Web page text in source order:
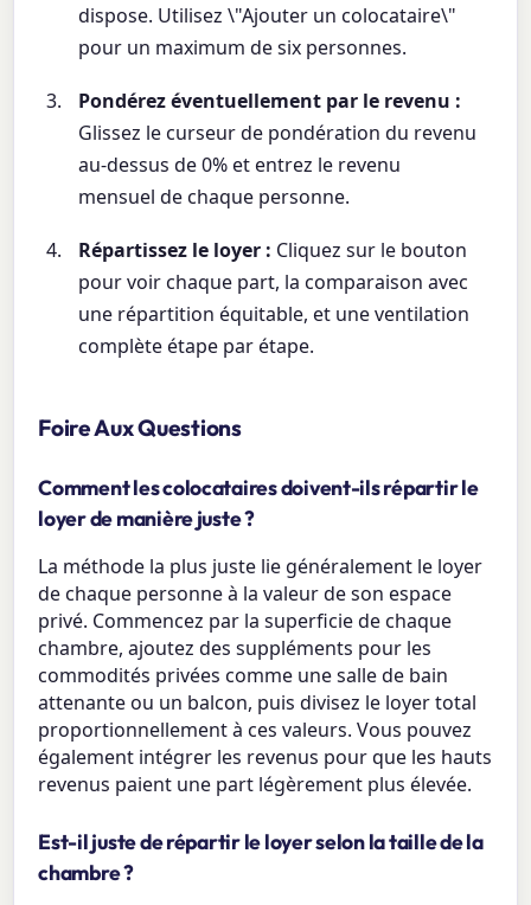
dispose. Utilisez \"Ajouter un colocataire\"
pour un maximum de six personnes.
Pondérez éventuellement par le revenu :
Glissez le curseur de pondération du revenu
au-dessus de 0% et entrez le revenu
mensuel de chaque personne.
Répartissez le loyer : Cliquez sur le bouton
pour voir chaque part, la comparaison avec
une répartition équitable, et une ventilation
complète étape par étape.
Foire Aux Questions
Comment les colocataires doivent-ils répartir le
loyer de manière juste ?
La méthode la plus juste lie généralement le loyer
de chaque personne à la valeur de son espace
privé. Commencez par la superficie de chaque
chambre, ajoutez des suppléments pour les
commodités privées comme une salle de bain
attenante ou un balcon, puis divisez le loyer total
proportionnellement à ces valeurs. Vous pouvez
également intégrer les revenus pour que les hauts
revenus paient une part légèrement plus élevée.
Est-il juste de répartir le loyer selon la taille de la
chambre ?